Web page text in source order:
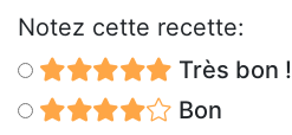
Notez cette recette:
Très bon !
Bon